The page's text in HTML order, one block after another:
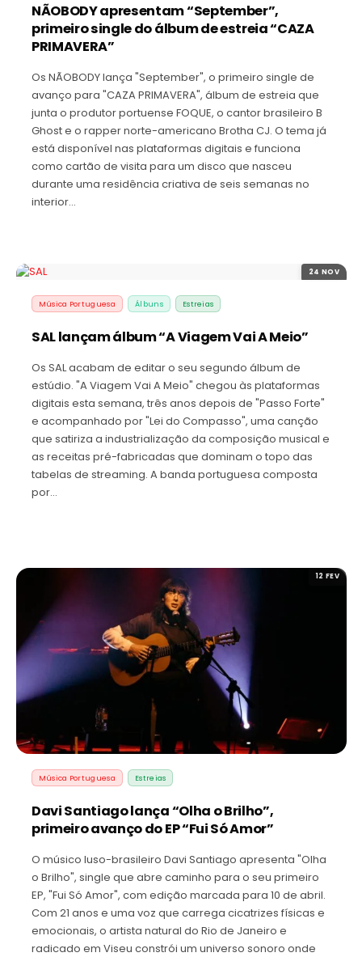
NÃOBODY apresentam “September”,
primeiro single do álbum de estreia “CAZA
PRIMAVERA”
Os NÃOBODY lança "September", o primeiro single de
avanço para "CAZA PRIMAVERA", álbum de estreia que
junta o produtor portuense FOQUE, o cantor brasileiro B
Ghost e o rapper norte-americano Brotha CJ. O tema já
está disponível nas plataformas digitais e funciona
como cartão de visita para um disco que nasceu
durante uma residência criativa de seis semanas no
interior…
24 NOV
Música Portuguesa Álbuns Estreias
SAL lançam álbum “A Viagem Vai A Meio”
Os SAL acabam de editar o seu segundo álbum de
estúdio. "A Viagem Vai A Meio" chegou às plataformas
digitais esta semana, três anos depois de "Passo Forte"
e acompanhado por "Lei do Compasso", uma canção
que satiriza a industrialização da composição musical e
as receitas pré-fabricadas que dominam o topo das
tabelas de streaming. A banda portuguesa composta
por…
12 FEV
Música Portuguesa Estreias
Davi Santiago lança “Olha o Brilho”,
primeiro avanço do EP “Fui Só Amor”
O músico luso-brasileiro Davi Santiago apresenta "Olha
o Brilho", single que abre caminho para o seu primeiro
EP, "Fui Só Amor", com edição marcada para 10 de abril.
Com 21 anos e uma voz que carrega cicatrizes físicas e
emocionais, o artista natural do Rio de Janeiro e
radicado em Viseu constrói um universo sonoro onde